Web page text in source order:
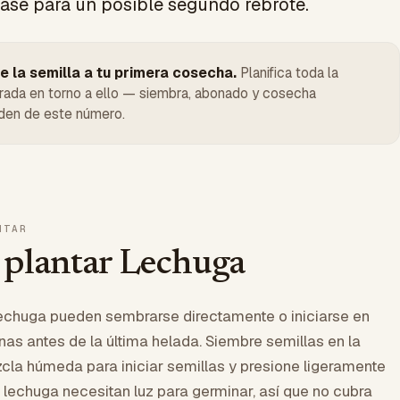
la semilla a tu primera cosecha. Planifica toda la
en torno a ello — siembra, abonado y cosecha
de este número.
Lechuga
pueden sembrarse directamente o iniciarse en
antes de la última helada. Siembre semillas en la
húmeda para iniciar semillas y presione ligeramente
necesitan luz para germinar, así que no cubra